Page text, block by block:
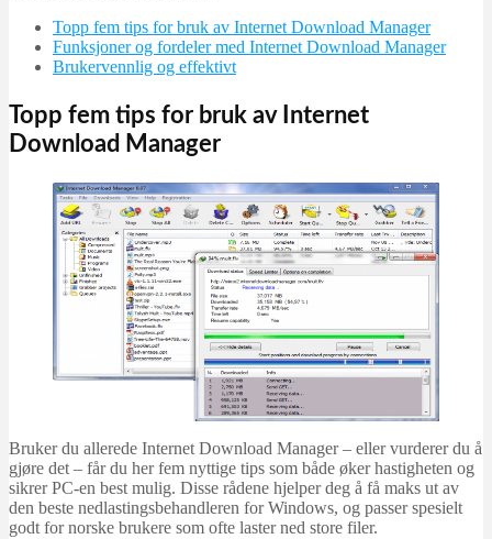
Topp fem tips for bruk av Internet Download Manager
Funksjoner og fordeler med Internet Download Manager
Brukervennlig og effektivt
Topp fem tips for bruk av Internet
Download Manager
Bruker du allerede Internet Download Manager – eller vurderer du å
gjøre det – får du her fem nyttige tips som både øker hastigheten og
sikrer PC-en best mulig. Disse rådene hjelper deg å få maks ut av
den beste nedlastingsbehandleren for Windows, og passer spesielt
godt for norske brukere som ofte laster ned store filer.